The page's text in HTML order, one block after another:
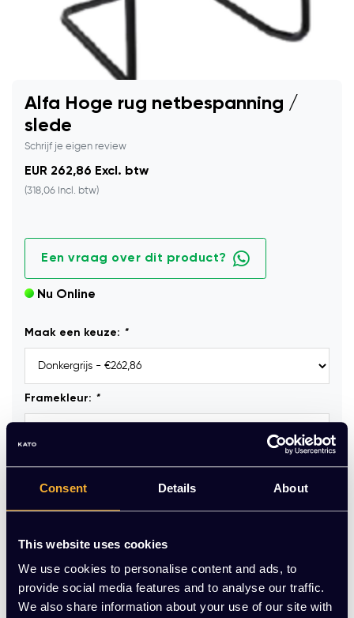
Consent Details About
This website uses cookies
We use cookies to personalise content and ads, to
provide social media features and to analyse our traffic.
We also share information about your use of our site with
Alfa Hoge rug netbespanning /
slede
Schrijf je eigen review
EUR 262,86 Excl. btw
(318,06 Incl. btw)
Een vraag over dit product?
Nu Online
Maak een keuze: *
Framekleur: *
Kleur netbespanning:*
Op voorraad